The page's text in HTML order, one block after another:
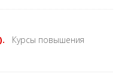
Курсы повышения